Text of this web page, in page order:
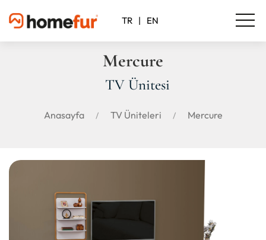
TR | EN
Mercure
TV Ünitesi
Anasayfa TV Üniteleri Mercure